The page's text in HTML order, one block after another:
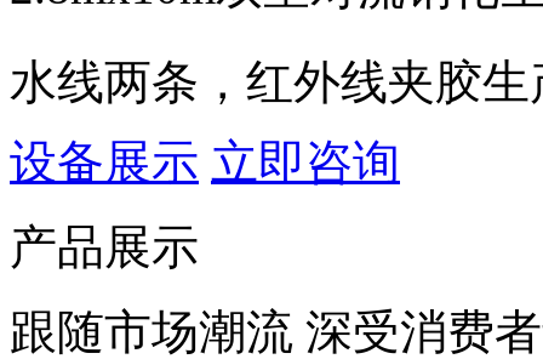
水线两条，红外线夹胶
设备展示 立即咨询
产品展示
跟随市场潮流 深受消费